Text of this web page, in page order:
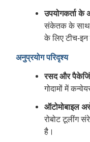
उपयोगकर्ता
संकेतक के साथ
के लिए टीच-
अनुप्रयोग परिदृश्य
रसद और
गोदामों में
ऑटोमोबाइल
रोबोट टूलींग
है।